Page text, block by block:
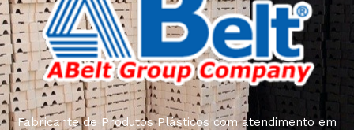
Fabricante de Produtos Plásticos com atendimento em